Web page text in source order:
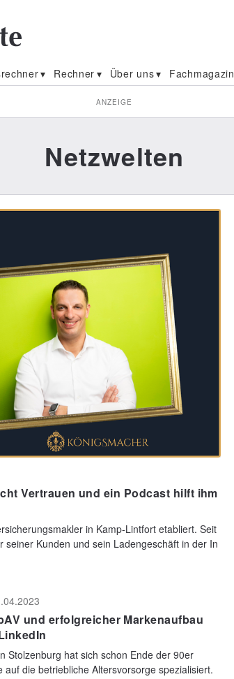
Rechner Über uns Fachmagazin
ANZEIGE
Netzwelten
Vertrauen und ein Podcast hilft ihm
in Kamp-Lintfort etabliert. Seit
Kunden und sein Ladengeschäft in der In
und erfolgreicher Markenaufbau
Stolzenburg hat sich schon Ende der 90er
auf die betriebliche Altersvorsorge spezialisiert.